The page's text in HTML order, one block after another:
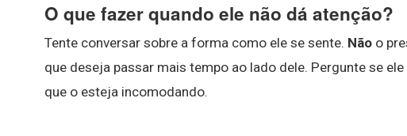
O que fazer quando ele não dá atenção?
Tente conversar sobre a forma como ele se sente. Não o
que deseja passar mais tempo ao lado dele. Pergunte se
que o esteja incomodando.